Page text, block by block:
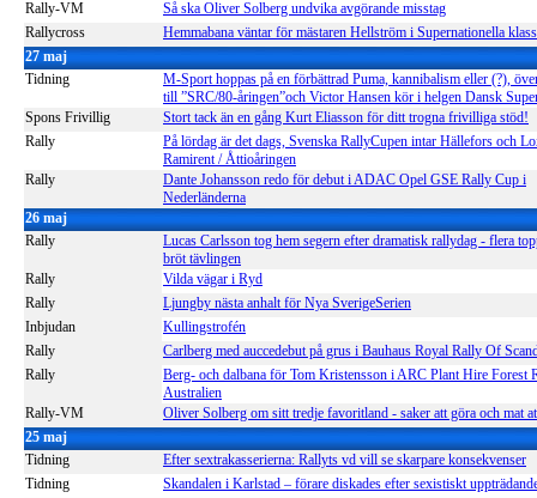
Rally-VM
Så ska Oliver Solberg undvika avgörande misstag
Rallycross
Hemmabana väntar för mästaren Hellström i Supernationella
27 maj
Tidning
M-Sport hoppas på en förbättrad Puma, kannibalism eller (?),
till ”SRC/80-åringen”och Victor Hansen kör i helgen Dansk
Spons Frivillig
Stort tack än en gång Kurt Eliasson för ditt trogna frivilliga stöd!
Rally
På lördag är det dags, Svenska RallyCupen intar Hällefors och
Ramirent / Åttioåringen
Rally
Dante Johansson redo för debut i ADAC Opel GSE Rally Cup i
Nederländerna
26 maj
Rally
Lucas Carlsson tog hem segern efter dramatisk rallydag - flera
bröt tävlingen
Rally
Vilda vägar i Ryd
Rally
Ljungby nästa anhalt för Nya SverigeSerien
Inbjudan
Kullingstrofén
Rally
Carlberg med auccedebut på grus i Bauhaus Royal Rally Of
Rally
Berg- och dalbana för Tom Kristensson i ARC Plant Hire Forest
Australien
Rally-VM
Oliver Solberg om sitt tredje favoritland - saker att göra och mat
25 maj
Tidning
Efter sextrakasserierna: Rallyts vd vill se skarpare konsekvenser
Tidning
Skandalen i Karlstad – förare diskades efter sexistiskt